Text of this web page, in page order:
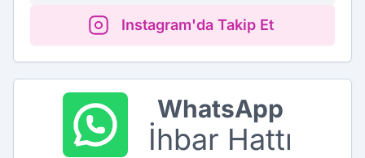
Instagram'da Takip Et
WhatsApp
İhbar Hattı